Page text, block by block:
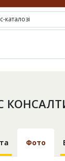
каталозі
Фото